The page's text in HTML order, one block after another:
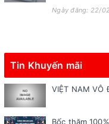
Ngày đăng: 22/
Tin Khuyến mãi
VIỆT NAM VÔ
Bốc thăm